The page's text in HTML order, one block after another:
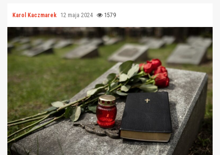
Karol Kaczmarek 12 maja 2024 1579